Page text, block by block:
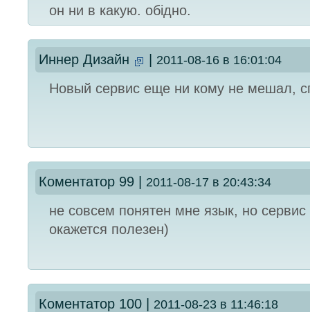
он ни в какую. обiдно.
Иннер Дизайн 2011-08-16 в 16:01:04
Новый сервис еще ни кому не мешал,
Коментатор 99 2011-08-17 в 20:43:34
не совсем понятен мне язык, но
окажется полезен)
Коментатор 100 2011-08-23 в 11:46:18